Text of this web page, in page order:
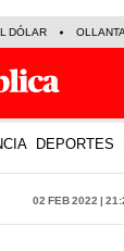
DÓLAR
DEPORTES
02 Feb 2022 |